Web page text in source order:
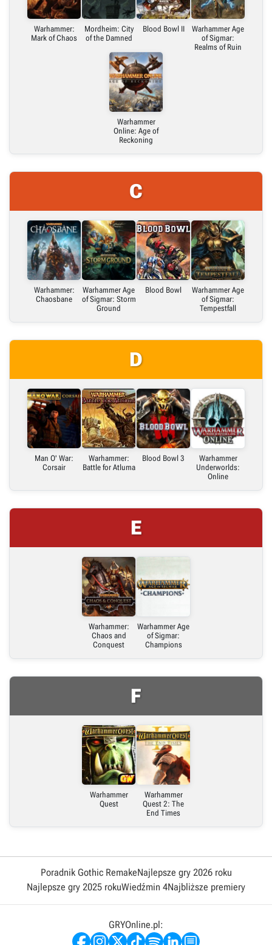
Warhammer:
Mark of Chaos
Mordheim: City
of the Damned
Blood Bowl II
Warhammer Age
of Sigmar:
Realms of Ruin
Warhammer
Online: Age of
Reckoning
C
Warhammer:
Chaosbane
Warhammer Age
of Sigmar: Storm
Ground
Blood Bowl
Warhammer Age
of Sigmar:
Tempestfall
D
Man O' War:
Corsair
Warhammer:
Battle for Atluma
Blood Bowl 3
Warhammer
Underworlds:
Online
E
Warhammer:
Chaos and
Conquest
Warhammer Age
of Sigmar:
Champions
F
Warhammer
Quest
Warhammer
Quest 2: The
End Times
Poradnik Gothic RemakeNajlepsze gry 2026 roku
Najlepsze gry 2025 rokuWiedźmin 4Najbliższe premiery
GRYOnline.pl: